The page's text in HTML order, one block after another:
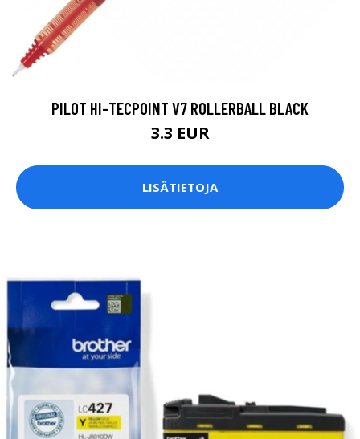
PILOT HI-TECPOINT V7 ROLLERBALL BLACK
3.3 EUR
LISÄTIETOJA